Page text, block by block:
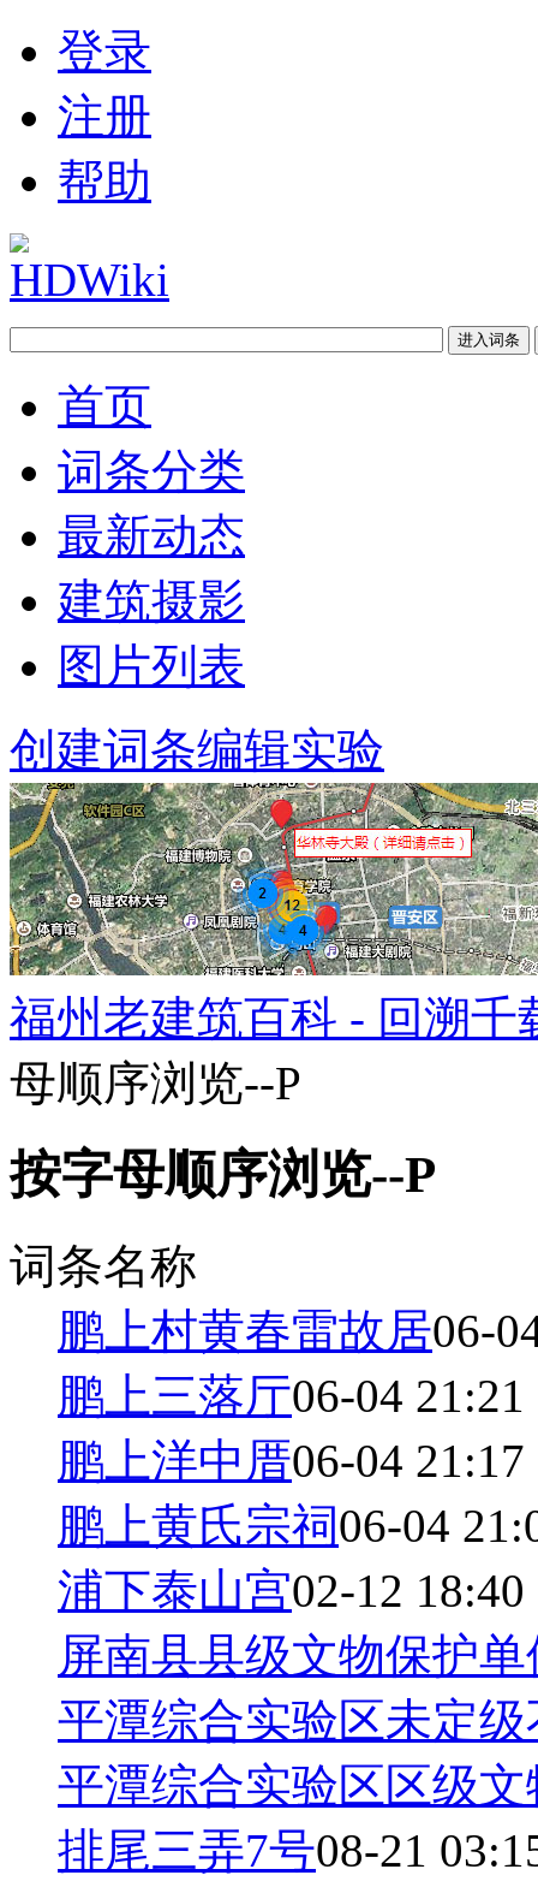
登录
注册
帮助
首页
词条分类
最新动态
建筑摄影
图片列表
创建词条编辑实验
福州老建筑百科 - 回溯
母顺序浏览--P
按字母顺序浏览--P
词条名称
鹏上村黄春雷故居06-
鹏上三落厅06-04 21:21
鹏上洋中厝06-04 21:17
鹏上黄氏宗祠06-04
浦下泰山宫02-12 18:40
屏南县县级文物保护
平潭综合实验区未定
平潭综合实验区区级
排尾三弄7号08-21